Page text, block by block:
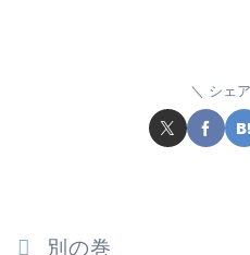
シェ
別の巻